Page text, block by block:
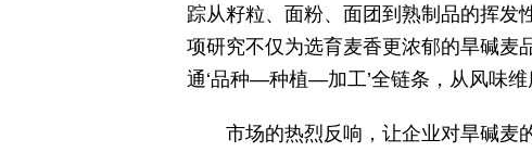
踪从籽粒、面粉、面团到熟制品的挥发
项研究不仅为选育麦香更浓郁的旱碱麦
通‘品种—种植—加工’全链条，从风味维
市场的热烈反响，让企业对旱碱麦